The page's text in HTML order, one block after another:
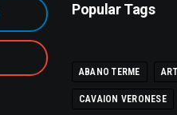
Popular Tags
ABANO TERME
CAVAION VERONESE